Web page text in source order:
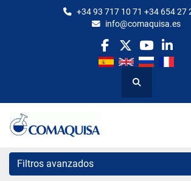
+34 93 717 10 71 +34 654 27
info@comaquisa.es
facebook
twitteryoutube
Buscar
Filtros avanzados